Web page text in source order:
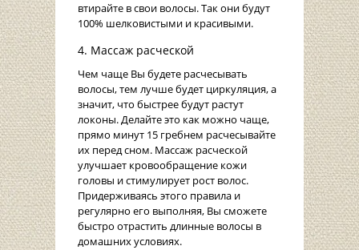
втирайте в свои волосы. Так они будут
100% шелковистыми и красивыми.
4. Массаж расческой
Чем чаще Вы будете расчесывать
волосы, тем лучше будет циркуляция, а
значит, что быстрее будут растут
локоны. Делайте это как можно чаще,
прямо минут 15 гребнем расчесывайте
их перед сном. Массаж расческой
улучшает кровообращение кожи
головы и стимулирует рост волос.
Придерживаясь этого правила и
регулярно его выполняя, Вы сможете
быстро отрастить длинные волосы в
домашних условиях.